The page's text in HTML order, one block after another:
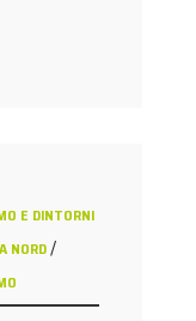
E DINTORNI
NORD/